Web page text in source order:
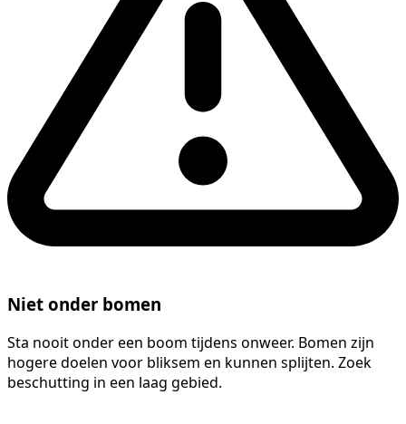
Niet onder bomen
Sta nooit onder een boom tijdens onweer. Bomen zijn
hogere doelen voor bliksem en kunnen splijten. Zoek
beschutting in een laag gebied.